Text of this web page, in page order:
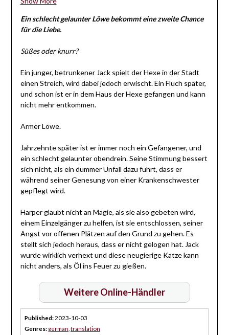
Ein schlecht gelaunter Löwe bekommt eine zweite Chance
für die Liebe.
Süßes oder knurr?
Ein junger, betrunkener Jack spielt der Hexe in der Stadt
einen Streich, wird dabei jedoch erwischt. Ein Fluch später,
und schon ist er in dem Haus der Hexe gefangen und kann
nicht mehr entkommen.
Armer Löwe.
Jahrzehnte später ist er immer noch ein Gefangener, und
ein schlecht gelaunter obendrein. Seine Stimmung bessert
sich nicht, als ein dummer Unfall dazu führt, dass er
während seiner Genesung von einer Krankenschwester
gepflegt wird.
Harper glaubt nicht an Magie, als sie also gebeten wird,
einem Einzelgänger zu helfen, ist sie entschlossen, seiner
Angst vor offenen Plätzen auf den Grund zu gehen. Es
stellt sich jedoch heraus, dass er nicht gelogen hat. Jack
wurde wirklich verhext und diese neugierige Katze kann
nicht anders, als Öl ins Feuer zu gießen.
Weitere Online-Händler
Published: 2023-10-03
Genres: german translation